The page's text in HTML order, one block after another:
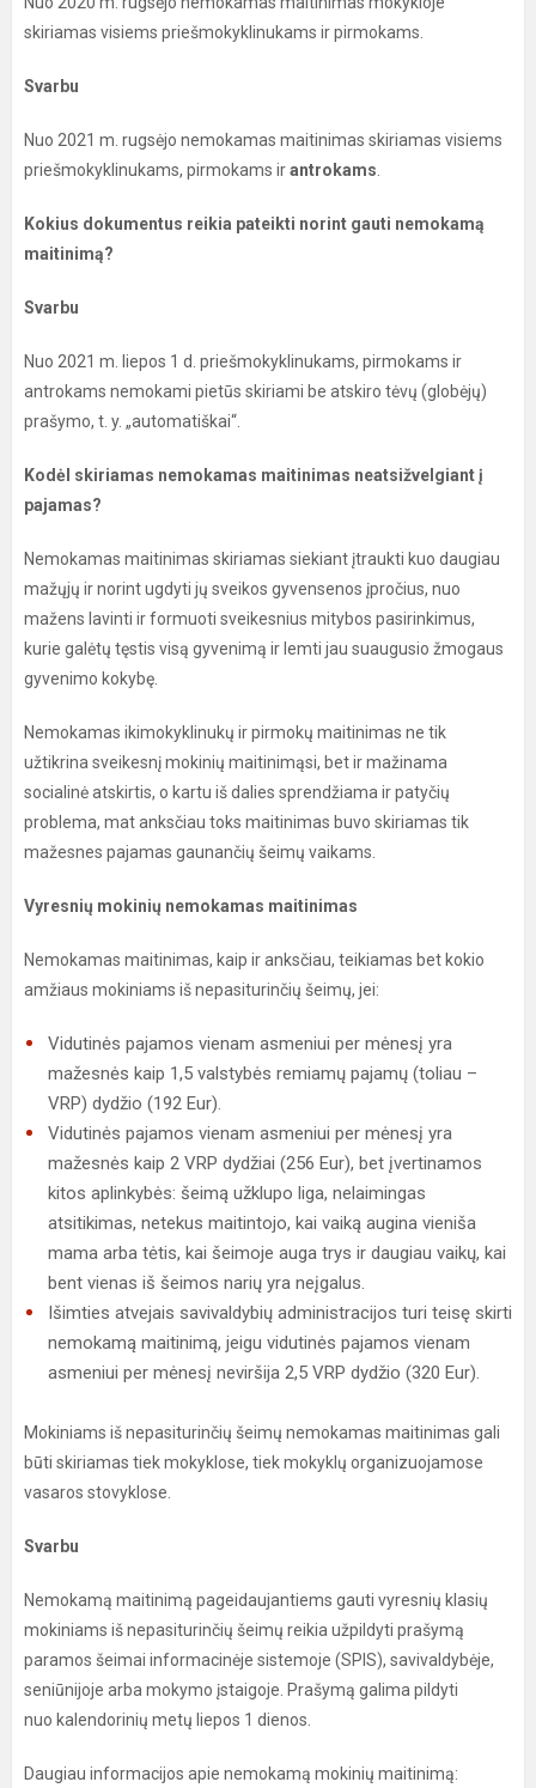
skiriamas visiems priešmokyklinukams ir pirmokams.
Svarbu
Nuo 2021 m. rugsėjo nemokamas maitinimas skiriamas visiems
priešmokyklinukams, pirmokams irantrokams.
Kokius dokumentus reikia pateikti norint gauti nemokamą
maitinimą?
Svarbu
Nuo 2021 m. liepos 1 d. priešmokyklinukams, pirmokams ir
antrokams nemokami pietūs skiriami be atskiro tėvų (globėjų)
prašymo, t. y. „automatiškai“.
Kodėl skiriamas nemokamas maitinimas neatsižvelgiant į
pajamas?
Nemokamas maitinimas skiriamas siekiant įtraukti kuo daugiau
mažųjų ir norint ugdyti jų sveikos gyvensenos įpročius, nuo
mažens lavinti ir formuoti sveikesnius mitybos pasirinkimus,
kurie galėtų tęstis visą gyvenimą ir lemti jau suaugusio žmogaus
gyvenimo kokybę.
Nemokamas ikimokyklinukų ir pirmokų maitinimas ne tik
užtikrina sveikesnį mokinių maitinimąsi, bet ir mažinama
socialinė atskirtis, o kartu iš dalies sprendžiama ir patyčių
problema, mat anksčiau toks maitinimas buvo skiriamas tik
mažesnes pajamas gaunančių šeimų vaikams.
Vyresnių mokinių nemokamas maitinimas
Nemokamas maitinimas, kaip ir anksčiau, teikiamas bet kokio
amžiaus mokiniams iš nepasiturinčių šeimų, jei:
Vidutinės pajamos vienam asmeniui per mėnesį yra
mažesnės kaip 1,5 valstybės remiamų pajamų (toliau –
VRP) dydžio (192 Eur).
Vidutinės pajamos vienam asmeniui per mėnesį yra
mažesnės kaip 2 VRP dydžiai (256 Eur), bet įvertinamos
kitos aplinkybės: šeimą užklupo liga, nelaimingas
atsitikimas, netekus maitintojo, kai vaiką augina vieniša
mama arba tėtis, kai šeimoje auga trys ir daugiau vaikų, kai
bent vienas iš šeimos narių yra neįgalus.
Išimties atvejais savivaldybių administracijos turi teisę skirti
nemokamą maitinimą, jeigu vidutinės pajamos vienam
asmeniui per mėnesį neviršija 2,5 VRP dydžio (320 Eur).
Mokiniams iš nepasiturinčių šeimų nemokamas maitinimas gali
būti skiriamas tiek mokyklose, tiek mokyklų organizuojamose
vasaros stovyklose.
Svarbu
Nemokamą maitinimą pageidaujantiems gauti vyresnių klasių
mokiniams iš nepasiturinčių šeimų reikia užpildyti prašymą
paramos šeimai informacinėje sistemoje (SPIS), savivaldybėje,
seniūnijoje arba mokymo įstaigoje. Prašymą galima pildyti
nuo kalendorinių metų liepos 1 dienos.
Daugiau informacijos apie nemokamą mokinių maitinimą: